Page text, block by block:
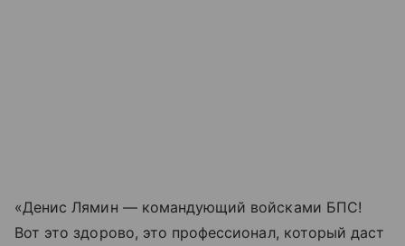
«Денис Лямин — командующий войсками БПС!
Вот это здорово, это профессионал, который даст